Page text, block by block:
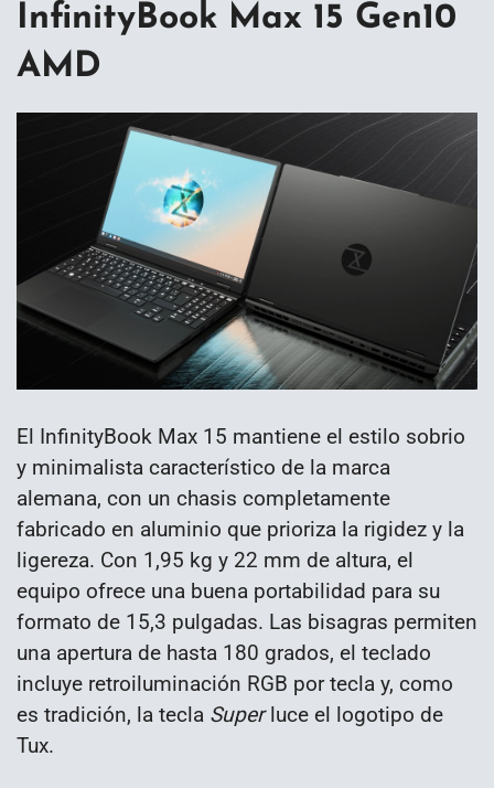
InfinityBook Max 15 Gen10
AMD
El InfinityBook Max 15 mantiene el estilo sobrio
y minimalista característico de la marca
alemana, con un chasis completamente
fabricado en aluminio que prioriza la rigidez y la
ligereza. Con 1,95 kg y 22 mm de altura, el
equipo ofrece una buena portabilidad para su
formato de 15,3 pulgadas. Las bisagras permiten
una apertura de hasta 180 grados, el teclado
incluye retroiluminación RGB por tecla y, como
es tradición, la tecla Superluce el logotipo de
Tux.